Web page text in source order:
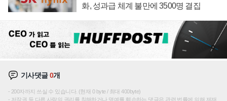
화, 성과급 체계 불만에 3500명 결집
기사댓글0개
200자까지 쓰실 수 있습니다. (현재 0 byte / 최대 400byte)
저작권 등 다른 사람의 권리를 침해하거나 명예를 훼손하는 댓글은 관련 법률에 의해 제재